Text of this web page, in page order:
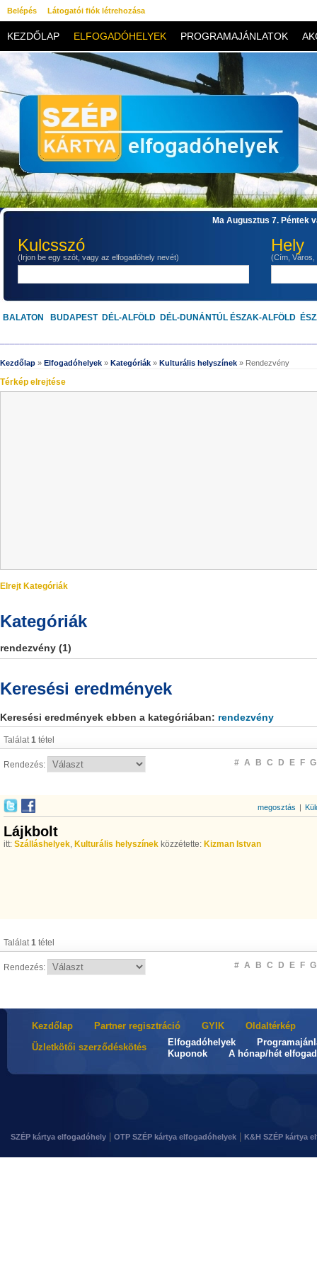
Belépés Látogatói fiók létrehozása
KEZDŐLAP ELFOGADÓHELYEK PROGRAMAJÁNLATOK
KAPCSOLAT
Ma Augusztus 7. Péntek
Kulcsszó
(Irjon be egy szót, vagy az elfogadóhely nevét)
Hely
(Cím,
BALATON BUDAPEST DÉL-ALFÖLD DÉL-DUNÁNTÚL ÉSZAK-ALFÖLD
Kezdőlap » Elfogadóhelyek » Kategóriák » Kulturális helyszínek » Rendezvény
Térkép elrejtése
Elrejt Kategóriák
Kategóriák
rendezvény (1)
Keresési eredmények
Keresési eredmények ebben a kategóriában: rendezvény
Találat1 tétel
Rendezés: # A B C D E F G
megosztás |
Lájkbolt
itt: Szálláshelyek, Kulturális helyszínek közzétette: Kizman Istvan
Találat1 tétel
Rendezés: # A B C D E F G
Kezdőlap Partner regisztráció GYIK
Oldaltérkép
Üzletkötői szerződéskötés
Elfogadóhelyek
Kuponok
A hónap/hét
SZÉP kártya elfogadóhely OTP SZÉP kártya elfogadóhelyek K&H SZÉP kártya